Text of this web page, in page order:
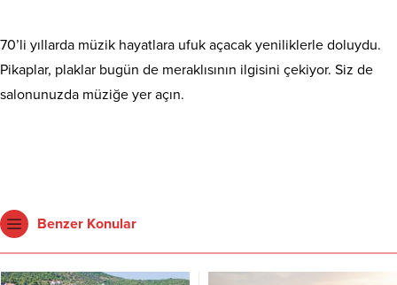
70’li yıllarda müzik hayatlara ufuk açacak yeniliklerle doluydu.
Pikaplar, plaklar bugün de meraklısının ilgisini çekiyor. Siz de
salonunuzda müziğe yer açın.
Benzer Konular